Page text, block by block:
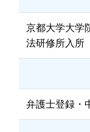
京都大学大学
法研修所入所
弁護士登録・